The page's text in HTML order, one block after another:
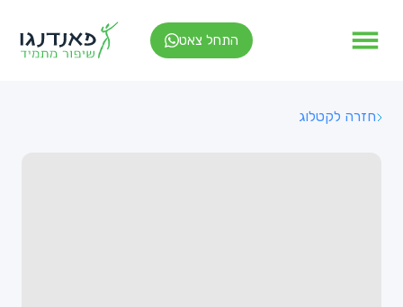
התחל צאט
חזרה לקטלוג